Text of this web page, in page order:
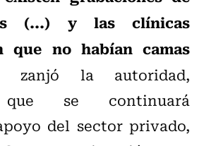
(...) y las clínicas
que no habían camas
zanjó la autoridad,
que se continuará
del sector privado,